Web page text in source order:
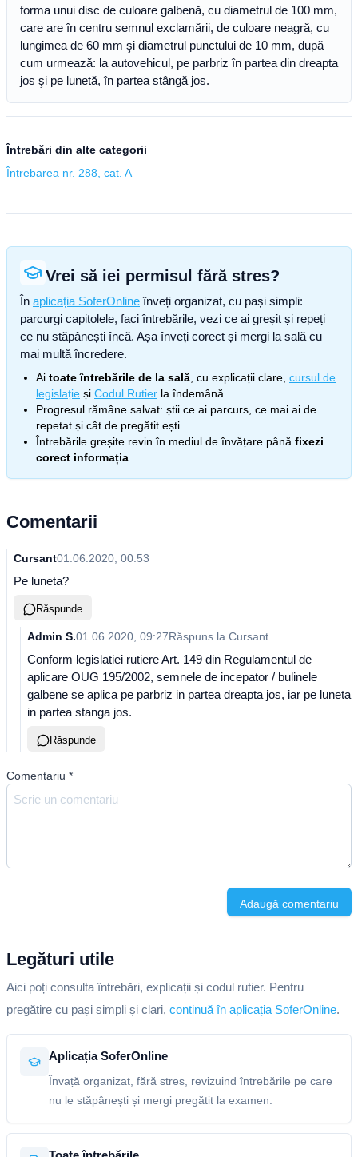
forma unui disc de culoare galbenă, cu diametrul de 100 mm,
care are în centru semnul exclamării, de culoare neagră, cu
lungimea de 60 mm şi diametrul punctului de 10 mm, după
cum urmează: la autovehicul, pe parbriz în partea din dreapta
jos şi pe lunetă, în partea stângă jos.
Întrebări din alte categorii
Întrebarea nr. 288, cat. A
Vrei să iei permisul fără stres?
În aplicația SoferOnline înveți organizat, cu pași simpli:
parcurgi capitolele, faci întrebările, vezi ce ai greșit și repeți
ce nu stăpânești încă. Așa înveți corect și mergi la sală cu
mai multă încredere.
Ai toate întrebările de la sală , cu explicații clare, cursul de
legislație și Codul Rutier la îndemână.
Progresul rămâne salvat: știi ce ai parcurs, ce mai ai de
repetat și cât de pregătit ești.
Întrebările greșite revin în mediul de învățare până fixezi
corect informația
Comentarii
Cursant01.06.2020, 00:53
Pe luneta?
Răspunde
Admin S.01.06.2020, 09:27Răspuns la Cursant
Conform legislatiei rutiere Art. 149 din Regulamentul de
aplicare OUG 195/2002, semnele de incepator / bulinele
galbene se aplica pe parbriz in partea dreapta jos, iar pe luneta
in partea stanga jos.
Răspunde
Comentariu *
Adaugă comentariu
Legături utile
Aici poți consulta întrebări, explicații și codul rutier. Pentru
pregătire cu pași simpli și clari, continuă în aplicația SoferOnline.
Aplicația SoferOnline
Învață organizat, fără stres, revizuind întrebările pe care
nu le stăpânești și mergi pregătit la examen.